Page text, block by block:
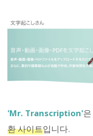
'Mr. Transcription'은
환 사이트입니다.